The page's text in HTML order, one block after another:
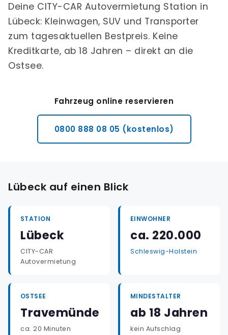
Deine CITY-CAR Autovermietung Station in
Lübeck: Kleinwagen, SUV und Transporter
zum tagesaktuellen Bestpreis. Keine
Kreditkarte, ab 18 Jahren – direkt an die
Ostsee.
Fahrzeug online reservieren
0800 888 08 05 (kostenlos)
Lübeck auf einen Blick
STATION
Lübeck
CITY-CAR
Autovermietung
EINWOHNER
ca. 220.000
Schleswig-Holstein
OSTSEE
Travemünde
ca. 20 Minuten
MINDESTALTER
ab 18 Jahren
kein Aufschlag